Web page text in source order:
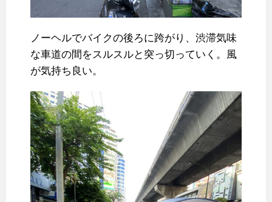
ノーヘルでバイクの後ろに跨がり、渋滞気味
な車道の間をスルスルと突っ切っていく。風
が気持ち良い。